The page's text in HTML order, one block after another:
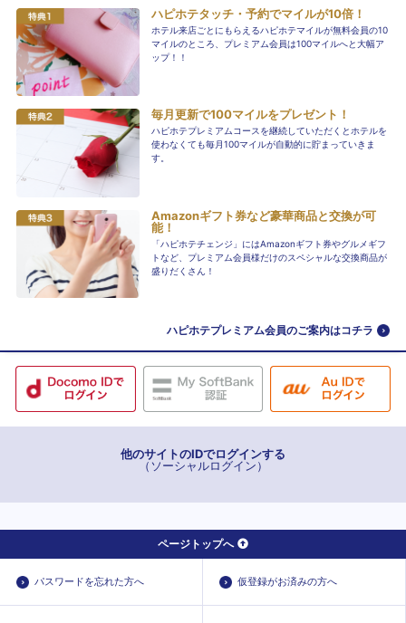
ハピホテタッチ・予約でマイルが10倍！
ホテル来店ごとにもらえるハピホテマイルが無料会員の10
マイルのところ、プレミアム会員は100マイルへと大幅ア
ップ！！
毎月更新で100マイルをプレゼント！
ハピホテプレミアムコースを継続していただくとホテルを
使わなくても毎月100マイルが自動的に貯まっていきま
す。
Amazonギフト券など豪華商品と交換が可
能！
「ハピホテチェンジ」にはAmazonギフト券やグルメギフ
トなど、プレミアム会員様だけのスペシャルな交換商品が
盛りだくさん！
ハピホテプレミアム会員のご案内はコチラ
他のサイトのIDでログインする
（ソーシャルログイン）
ページトップへ
パスワードを忘れた方へ 仮登録がお済みの方へ